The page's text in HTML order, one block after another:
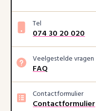
Tel
074 30 20 020
Veelgestelde vragen
FAQ
Contactformulier
Contactformulier